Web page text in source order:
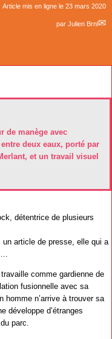
Article mis en ligne le 23 mars 2020
par Julien Brnl
de manège avec
deux eaux, porté par
et un travail visuel
détentrice de plusieurs
un article de presse, elle qui a
comme gardienne de
fusionnelle avec sa
homme n’arrive à trouver sa
développe d’étranges
parc.